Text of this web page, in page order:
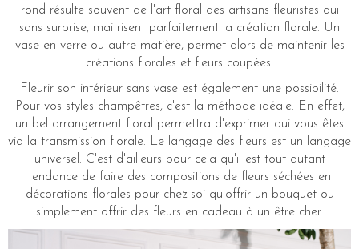
rond résulte souvent de l'art floral des artisans fleuristes qui
sans surprise, maitrisent parfaitement la création florale. Un
vase en verre ou autre matière, permet alors de maintenir les
créations florales et fleurs coupées.
Fleurir son intérieur sans vase est également une possibilité.
Pour vos styles champêtres, c'est la méthode idéale. En effet,
un bel arrangement floral permettra d'exprimer qui vous êtes
via la transmission florale. Le langage des fleurs est un langage
universel. C'est d'ailleurs pour cela qu'il est tout autant
tendance de faire des compositions de fleurs séchées en
décorations florales pour chez soi qu'offrir un bouquet ou
simplement offrir des fleurs en cadeau à un être cher.